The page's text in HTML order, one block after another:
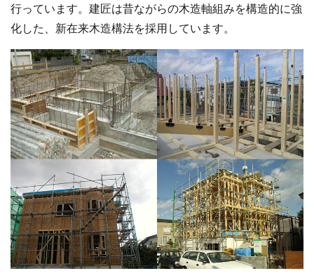
行っています。建匠は昔ながらの木造軸組みを構造的に強
化した、新在来木造構法を採用しています。